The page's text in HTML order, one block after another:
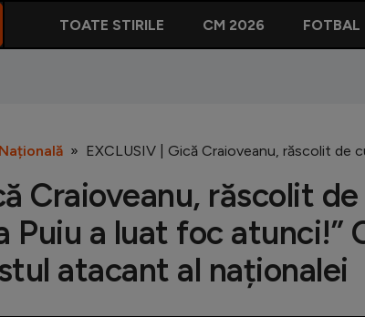
TOATE STIRILE CM 2026 FOTBAL
EXCLUSIV | Gică Craioveanu, răscolit de
Craioveanu, răscolit
Puiu a luat foc atunci!”
atacant al naționalei